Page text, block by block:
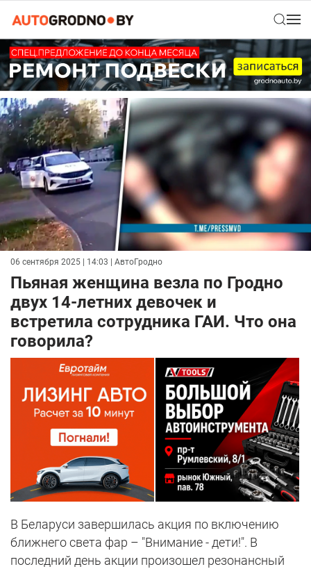
06 сентября 2025 | 14:03 | АвтоГродно
Пьяная женщина везла по Гродно
двух 14-летних девочек и
встретила сотрудника ГАИ. Что она
говорила?
В Беларуси завершилась акция по включению
ближнего света фар – "Внимание - дети!". В
последний день акции произошел резонансный